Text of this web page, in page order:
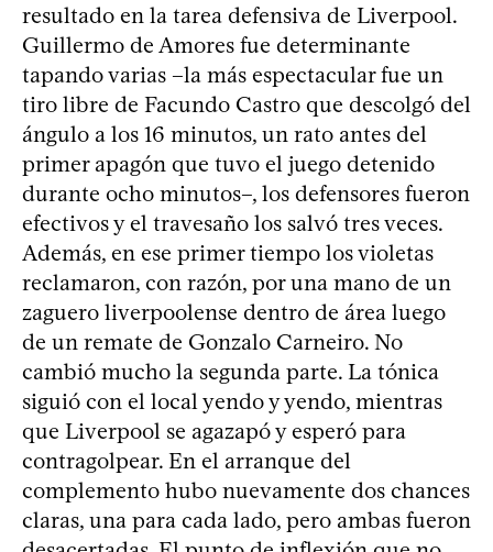
resultado en la tarea defensiva de Liverpool.
Guillermo de Amores fue determinante
tapando varias –la más espectacular fue un
tiro libre de Facundo Castro que descolgó del
ángulo a los 16 minutos, un rato antes del
primer apagón que tuvo el juego detenido
durante ocho minutos–, los defensores fueron
efectivos y el travesaño los salvó tres veces.
Además, en ese primer tiempo los violetas
reclamaron, con razón, por una mano de un
zaguero liverpoolense dentro de área luego
de un remate de Gonzalo Carneiro. No
cambió mucho la segunda parte. La tónica
siguió con el local yendo y yendo, mientras
que Liverpool se agazapó y esperó para
contragolpear. En el arranque del
complemento hubo nuevamente dos chances
claras, una para cada lado, pero ambas fueron